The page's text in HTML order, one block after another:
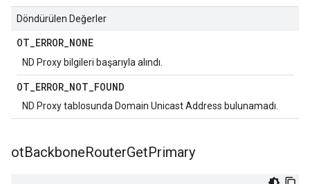
Döndürülen Değerler
OT_ERROR_NONE
ND Proxy bilgileri başarıyla alındı.
OT_ERROR_NOT_FOUND
ND Proxy tablosunda Domain Unicast Address bulunamadı.
otBackboneRouterGetPrimary